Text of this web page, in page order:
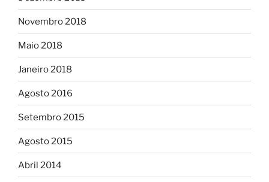
Novembro 2018
Maio 2018
Janeiro 2018
Agosto 2016
Setembro 2015
Agosto 2015
Abril 2014